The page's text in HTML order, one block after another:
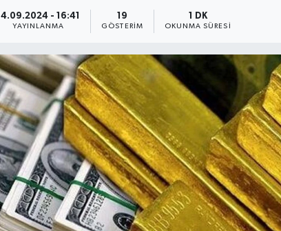
14.09.2024 - 16:41
YAYINLANMA
19
GÖSTERIM
1 DK
OKUNMA SÜRESI